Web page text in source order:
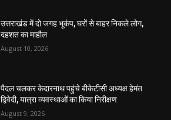
उत्तराखंड में दो जगह भूकंप, घरों से बाहर निकले लोग,
दहशत का माहौल
August 10, 2026
पैदल चलकर केदारनाथ पहुंचे बीकेटीसी अध्यक्ष हेमंत
द्विवेदी, यात्रा व्यवस्थाओं का किया निरीक्षण
August 9, 2026